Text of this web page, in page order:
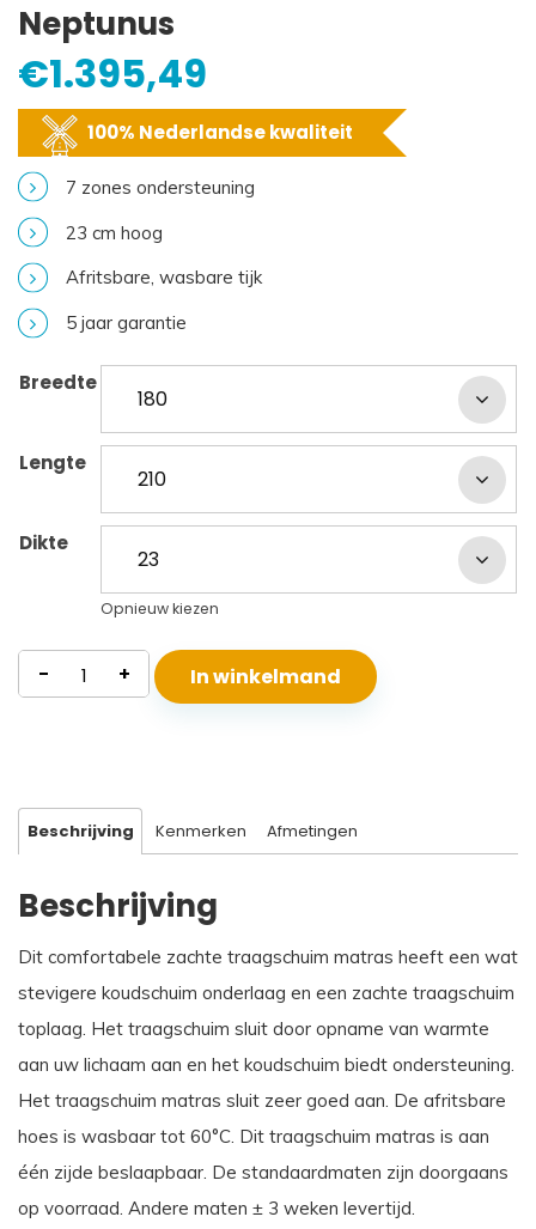
Neptunus
€1.395,49
100% Nederlandse kwaliteit
7 zones ondersteuning
23 cm hoog
Afritsbare, wasbare tijk
5 jaar garantie
Breedte
Lengte
Dikte
Opnieuw kiezen
Traagschuim
Matras
- + In winkelmand
Beschrijving Kenmerken Afmetingen
Beschrijving
Dit comfortabele zachte traagschuim matras heeft een wat
stevigere koudschuim onderlaag en een zachte traagschuim
toplaag. Het traagschuim sluit door opname van warmte
aan uw lichaam aan en het koudschuim biedt ondersteuning.
Het traagschuim matras sluit zeer goed aan. De afritsbare
hoes is wasbaar tot 60°C. Dit traagschuim matras is aan
één zijde beslaapbaar. De standaardmaten zijn doorgaans
op voorraad. Andere maten ± 3 weken levertijd.